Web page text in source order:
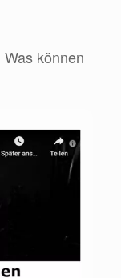
können